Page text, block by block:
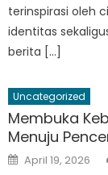
terinspirasi oleh
identitas
berita […]
Uncategorized
Membuka
Menuju
Posted
on
April 19, 2026